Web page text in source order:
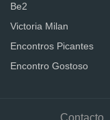
Be2
Victoria Milan
Encontros Picantes
Encontro Gostoso
Contacto